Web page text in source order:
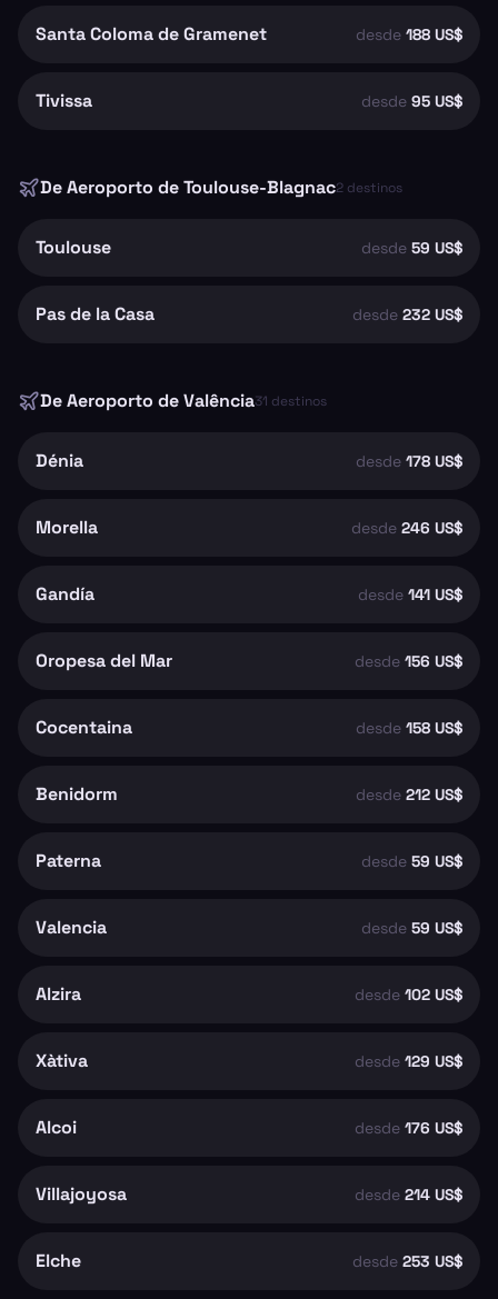
Santa Coloma de Gramenet desde 188 US$
Tivissa desde 95 US$
DeAeroporto de Toulouse-Blagnac2 destinos
Toulouse desde 59 US$
Pas de la Casa desde 232 US$
DeAeroporto de Valência31 destinos
Dénia desde 178 US$
Morella desde 246 US$
Gandía desde 141 US$
Oropesa del Mar desde 156 US$
Cocentaina desde 158 US$
Benidorm desde 212 US$
Paterna desde 59 US$
Valencia desde 59 US$
Alzira desde 102 US$
Xàtiva desde 129 US$
Alcoi desde 176 US$
Villajoyosa desde 214 US$
Elche desde 253 US$